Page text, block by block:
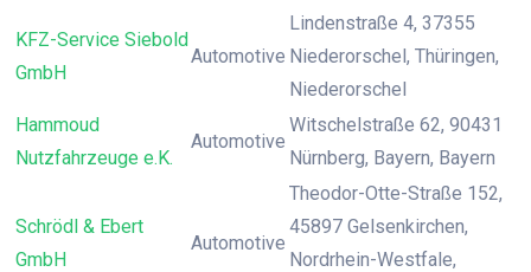
KFZ-Service Siebold
GmbH
Automotive
Lindenstraße 4, 37355
Niederorschel, Thüringen,
Niederorschel
Hammoud
Nutzfahrzeuge e.K.
Automotive
Witschelstraße 62, 90431
Nürnberg, Bayern, Bayern
Schrödl & Ebert
GmbH
Automotive
Theodor-Otte-Straße 152,
45897 Gelsenkirchen,
Nordrhein-Westfale,